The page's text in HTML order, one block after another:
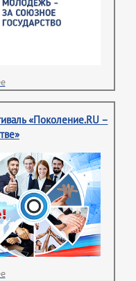
«Поколение.RU –